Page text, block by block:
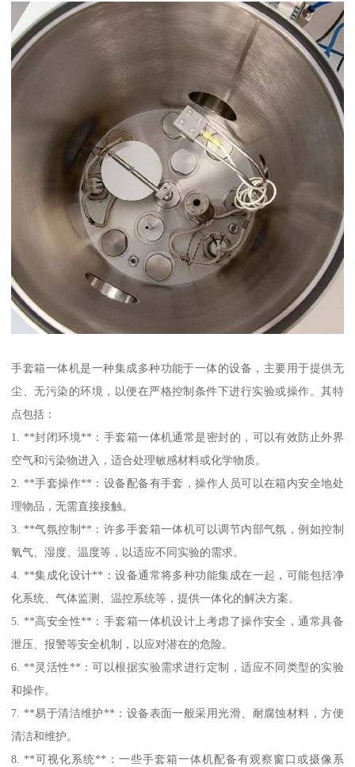
手套箱一体机是一种集成多种功能于一体的设备，主要用于提供无
尘、无污染的环境，以便在严格控制条件下进行实验或操作。其特
点包括：
1. **封闭环境**：手套箱一体机通常是密封的，可以有效防止外界
空气和污染物进入，适合处理敏感材料或化学物质。
2. **手套操作**：设备配备有手套，操作人员可以在箱内安全地处
理物品，无需直接接触。
3. **气氛控制**：许多手套箱一体机可以调节内部气氛，例如控制
氧气、湿度、温度等，以适应不同实验的需求。
4. **集成化设计**：设备通常将多种功能集成在一起，可能包括净
化系统、气体监测、温控系统等，提供一体化的解决方案。
5. **高安全性**：手套箱一体机设计上考虑了操作安全，通常具备
泄压、报警等安全机制，以应对潜在的危险。
6. **灵活性**：可以根据实验需求进行定制，适应不同类型的实验
和操作。
7. **易于清洁维护**：设备表面一般采用光滑、耐腐蚀材料，方便
清洁和维护。
8. **可视化系统**：一些手套箱一体机配备有观察窗口或摄像系